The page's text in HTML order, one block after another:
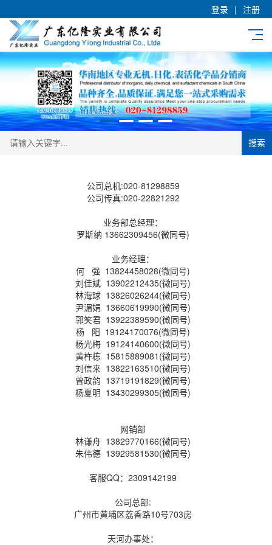
登录 | 注册
搜索
公司总机:020-81298859
公司传真:020-22821292
业务部总经理：
罗斯纳 13662309456(微同号)
业务经理：
何 强 13824458028(微同号)
刘佳斌 13902212435(微同号)
林海球 13826026244(微同号)
尹湄娟 13660619990(微同号)
郭笑君 13922389590(微同号)
杨 阳 19124170076(微同号)
杨光梅 19124140600(微同号)
黄杵栋 15815889081(微同号)
刘信来 13822163510(微同号)
曾政韵 13719191829(微同号)
杨夏明 13430299305(微同号)
网销部
林谦舟 13829770166(微同号)
朱伟德 13929581530(微同号)
客服QQ：2309142199
公司总部:
广州市黄埔区荔香路10号703房
天河办事处：